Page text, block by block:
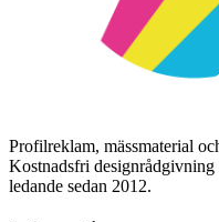
Profilreklam, mässmaterial
Kostnadsfri
ledande sedan 2012.